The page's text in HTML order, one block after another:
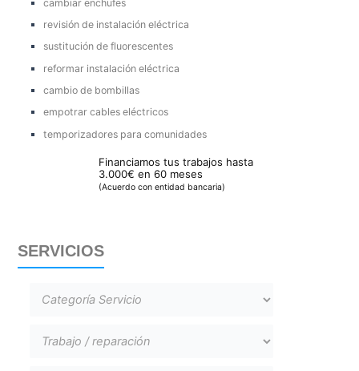
cambiar enchufes
revisión de instalación eléctrica
sustitución de fluorescentes
reformar instalación eléctrica
cambio de bombillas
empotrar cables eléctricos
temporizadores para comunidades
Financiamos tus trabajos hasta
3.000€ en 60 meses
(Acuerdo con entidad bancaria)
SERVICIOS